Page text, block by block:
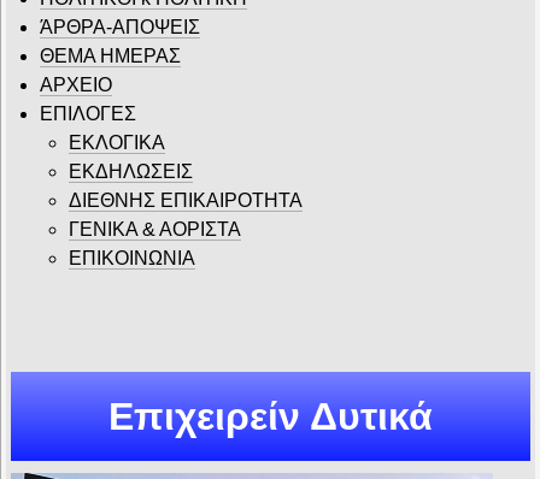
ΆΡΘΡΑ-ΑΠΟΨΕΙΣ
ΘΕΜΑ ΗΜΕΡΑΣ
ΑΡΧΕΙΟ
ΕΠΙΛΟΓΕΣ
ΕΚΛΟΓΙΚΑ
ΕΚΔΗΛΩΣΕΙΣ
ΔΙΕΘΝΗΣ ΕΠΙΚΑΙΡΟΤΗΤΑ
ΓΕΝΙΚΑ & ΑΟΡΙΣΤΑ
ΕΠΙΚΟΙΝΩΝΙΑ
Επιχειρείν Δυτικά